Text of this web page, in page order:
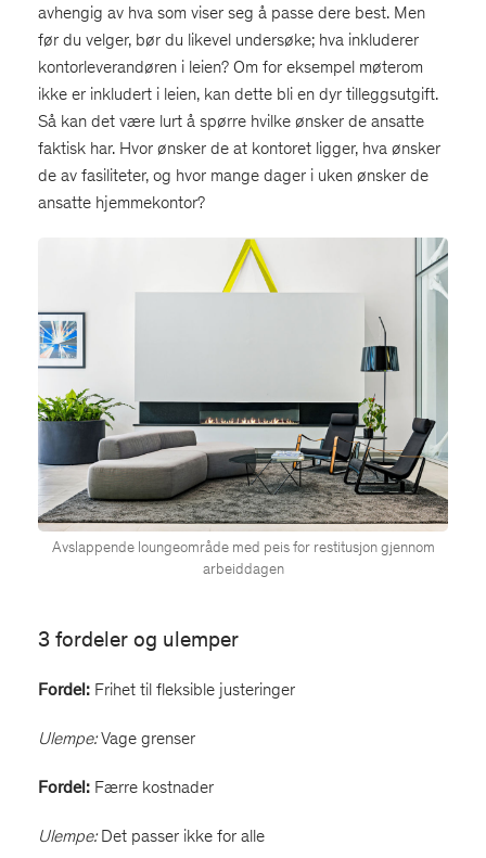
avhengig av hva som viser seg å passe dere best. Men
før du velger, bør du likevel undersøke; hva inkluderer
kontorleverandøren i leien? Om for eksempel møterom
ikke er inkludert i leien, kan dette bli en dyr tilleggsutgift.
Så kan det være lurt å spørre hvilke ønsker de ansatte
faktisk har. Hvor ønsker de at kontoret ligger, hva ønsker
de av fasiliteter, og hvor mange dager i uken ønsker de
ansatte hjemmekontor?
Avslappende loungeområde med peis for restitusjon gjennom
arbeiddagen
3 fordeler og ulemper
Fordel: Frihet til fleksible justeringer
Ulempe:Vage grenser
Fordel: Færre kostnader
Ulempe:Det passer ikke for alle